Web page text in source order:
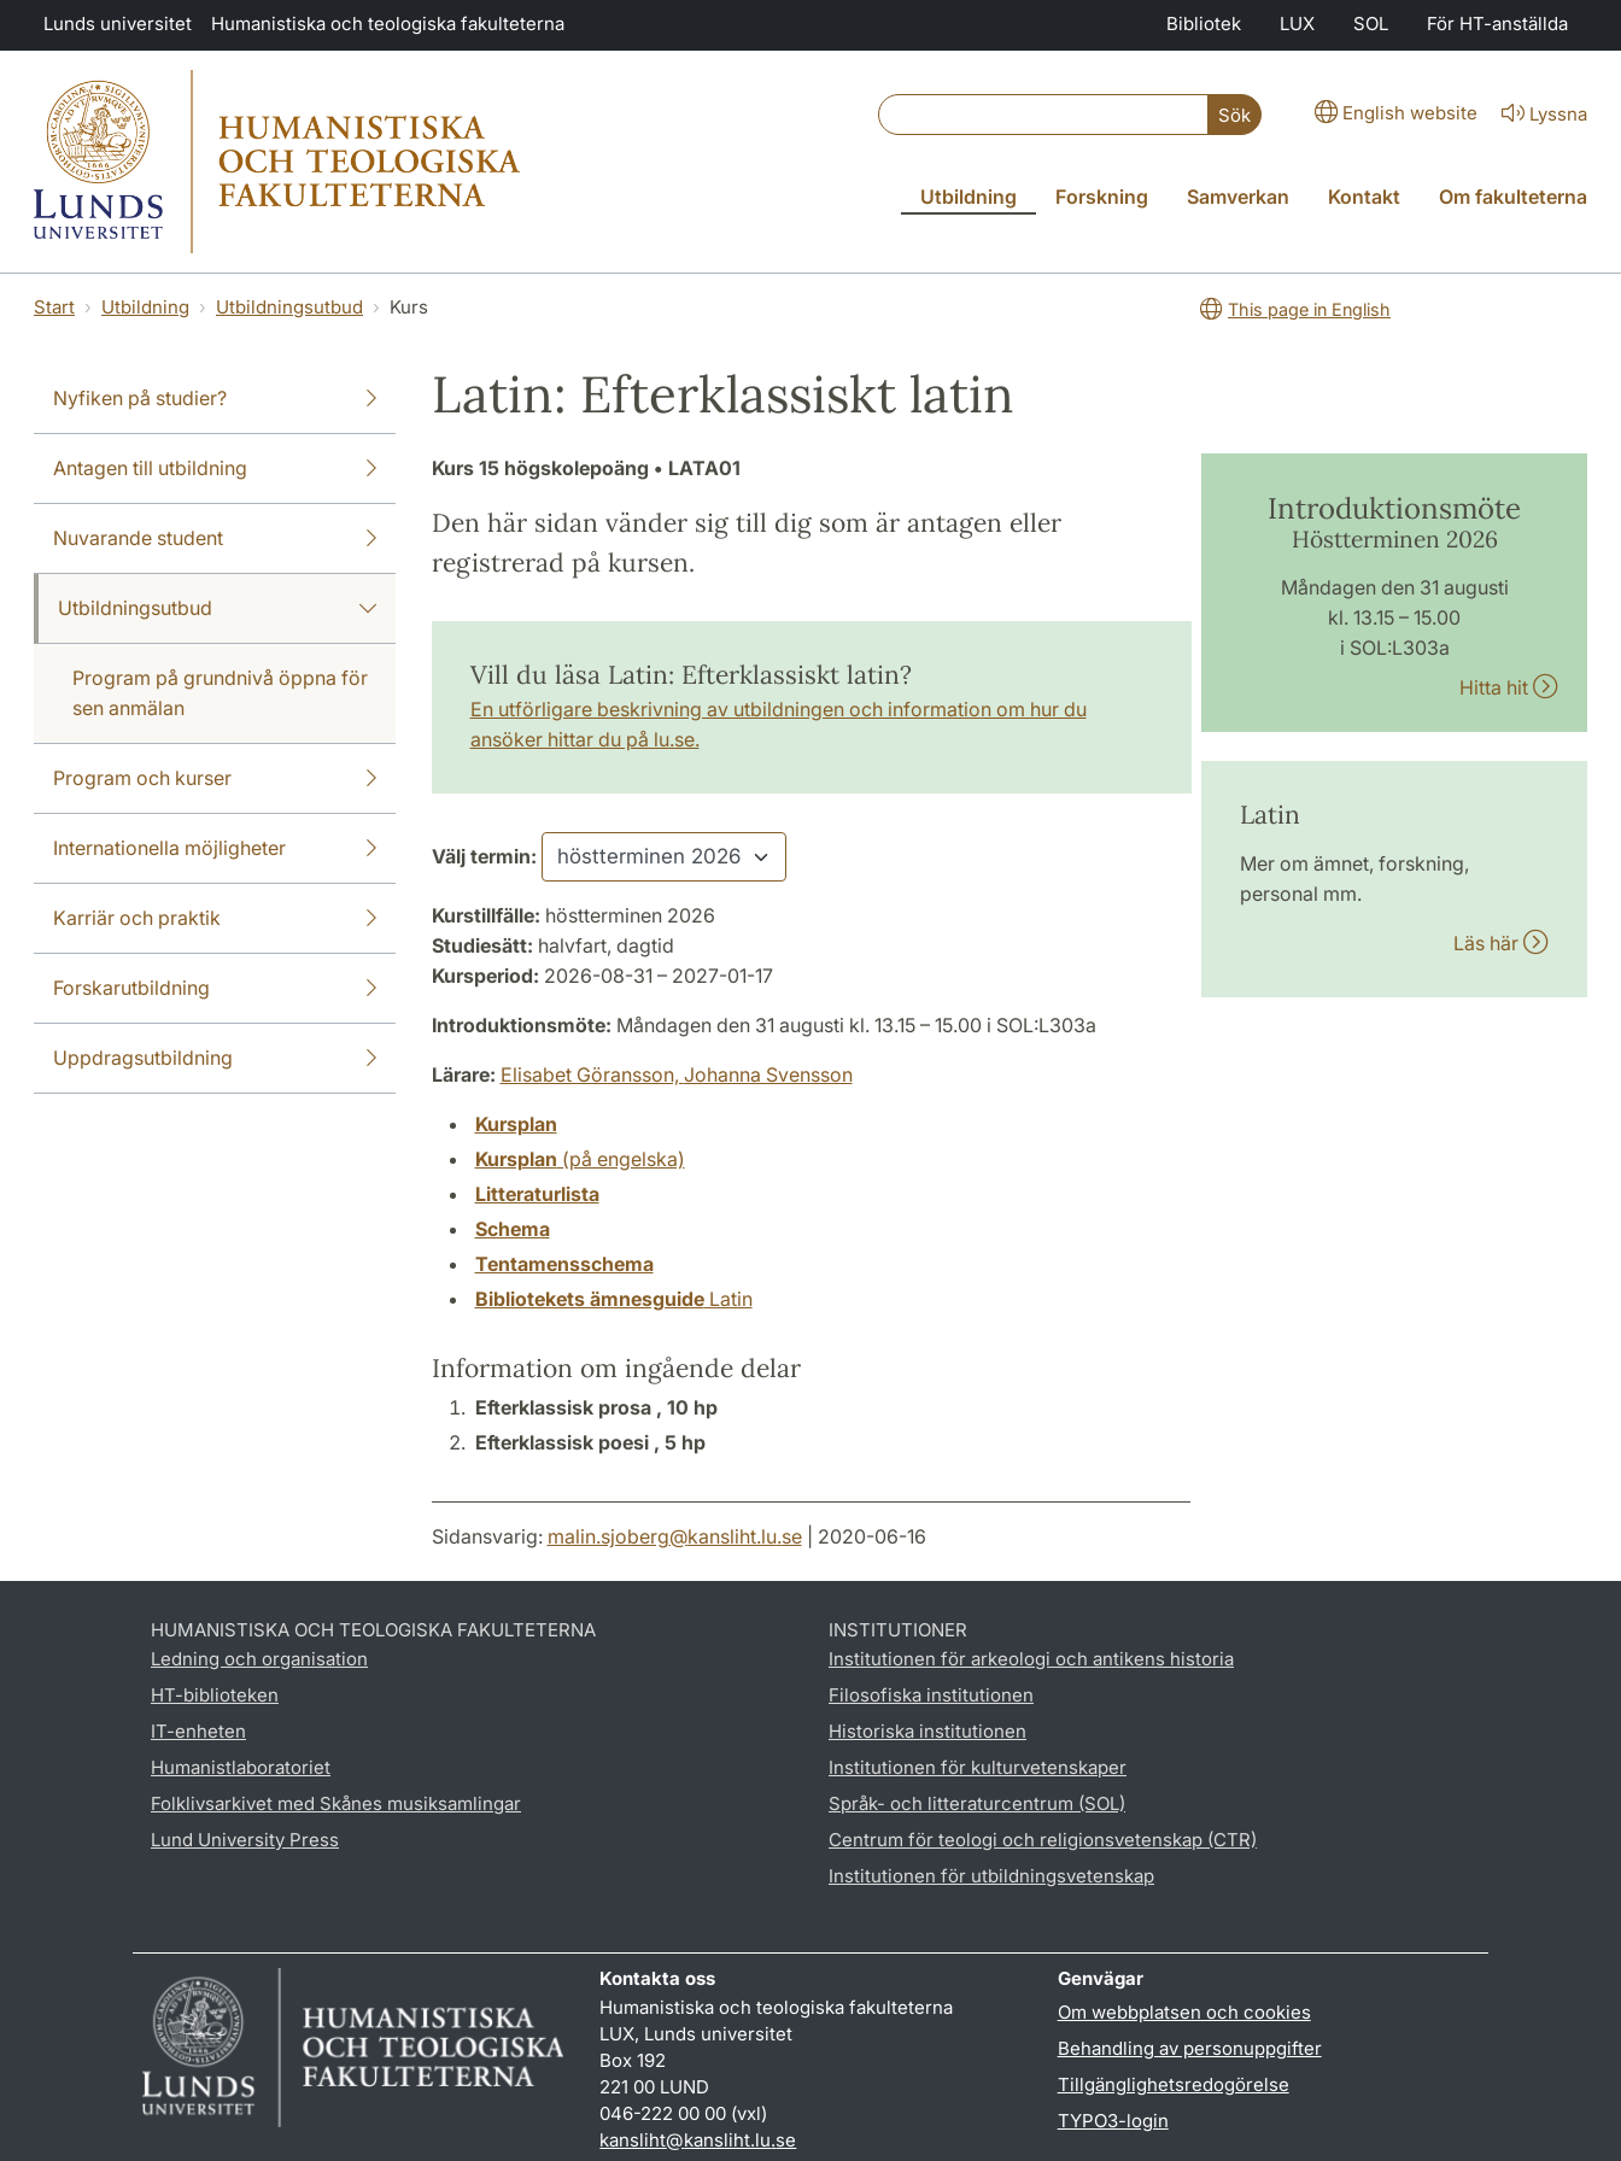
Hoppa till huvudinnehåll
Lunds universitet Humanistiska och teologiska fakulteterna Bibliotek LUX SOL För HT-anställda
Sök English website Lyssna
Utbildning Forskning Samverkan Kontakt Om fakulteterna
Start Utbildning Utbildningsutbud Kurs This page in English
Nyfiken på studier?
Antagen till utbildning
Nuvarande student
Utbildningsutbud
Program på grundnivå öppna för
sen anmälan
Program och kurser
Internationella möjligheter
Karriär och praktik
Forskarutbildning
Uppdragsutbildning
Latin: Efterklassiskt latin
Kurs 15 högskolepoäng • LATA01
Den här sidan vänder sig till dig som är antagen eller
registrerad på kursen.
Vill du läsa Latin: Efterklassiskt latin?
En utförligare beskrivning av utbildningen och information om hur du
ansöker hittar du på lu.se.
Välj termin:
Kurstillfälle: höstterminen 2026
Studiesätt: halvfart, dagtid
Kursperiod: 2026-08-31 – 2027-01-17
Introduktionsmöte: Måndagen den 31 augusti kl. 13.15 – 15.00 i SOL:L303a
Lärare: Elisabet Göransson, Johanna Svensson
Kursplan
Kursplan (på engelska)
Litteraturlista
Schema
Tentamensschema
Bibliotekets ämnesguideLatin
Information om ingående delar
Efterklassisk prosa , 10 hp
Efterklassisk poesi , 5 hp
Introduktionsmöte
Höstterminen 2026
Måndagen den 31 augusti
kl. 13.15 – 15.00
i SOL:L303a
Hitta hit
Latin
Mer om ämnet, forskning,
personal mm.
Läs här
Sidansvarig: malin.sjoberg@kansliht.lu.se| 2020-06-16
HUMANISTISKA OCH TEOLOGISKA FAKULTETERNA
Ledning och organisation
HT-biblioteken
IT-enheten
Humanistlaboratoriet
Folklivsarkivet med Skånes musiksamlingar
Lund University Press
INSTITUTIONER
Institutionen för arkeologi och antikens historia
Filosofiska institutionen
Historiska institutionen
Institutionen för kulturvetenskaper
Språk- och litteraturcentrum (SOL)
Centrum för teologi och religionsvetenskap (CTR)
Institutionen för utbildningsvetenskap
Kontakta oss
Humanistiska och teologiska fakulteterna
LUX, Lunds universitet
Box 192
221 00 LUND
046-222 00 00 (vxl)
kansliht@kansliht.lu.se
Genvägar
Om webbplatsen och cookies
Behandling av personuppgifter
Tillgänglighetsredogörelse
TYPO3-login